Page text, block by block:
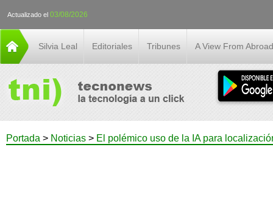
Actualizado el 03/08/2026
Silvia Leal Editoriales Tribunes A View From Abroad
Portada > Noticias > El polémico uso de la IA para